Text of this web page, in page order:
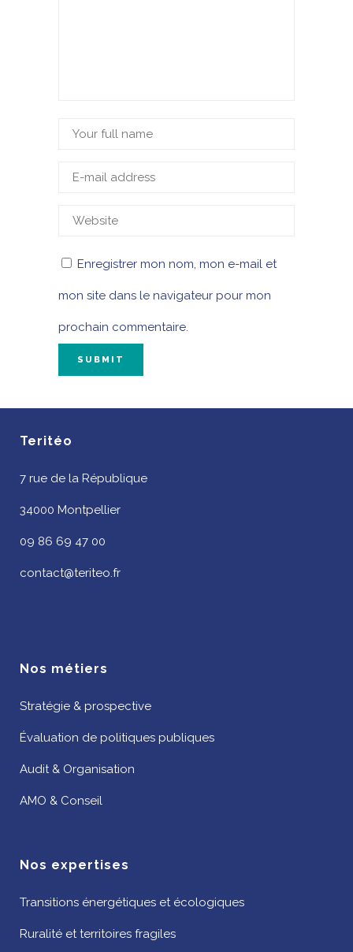
Enregistrer mon nom, mon e-mail et
mon site dans le navigateur pour mon
prochain commentaire.
Teritéo
7 rue de la République
34000 Montpellier
09 86 69 47 00
contact@teriteo.fr
Nos métiers
Stratégie & prospective
Évaluation de politiques publiques
Audit & Organisation
AMO & Conseil
Nos expertises
Transitions énergétiques et écologiques
Ruralité et territoires fragiles